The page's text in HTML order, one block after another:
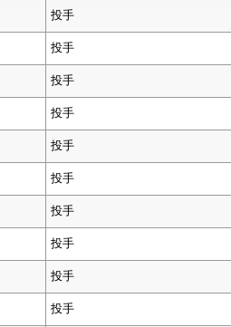
投手
投手
投手
投手
投手
投手
投手
投手
投手
投手